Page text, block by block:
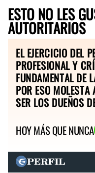
ESTO NO LES
AUTORITARIOS
EL EJERCICIO DEL
PROFESIONAL Y
FUNDAMENTAL DE
POR ESO MOLESTA
SER LOS DUEÑOS
HOY MÁS QUE NUNCA